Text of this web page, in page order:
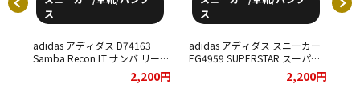
ス
adidas アディダス D74163
Samba Recon LT サンバ リーコ
ン スニーカー をお買取りさせ
2,200円
ス
adidas アディダス スニーカー
EG4959 SUPERSTAR スーパー
スター ブラックをお買取りさせ
2,200円